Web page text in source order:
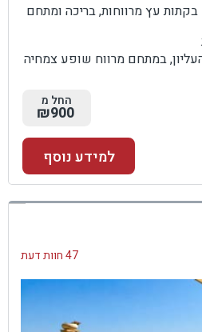
מתחם אירוח פרטי עם 7 בקתות עץ מרווחות, בריכה ומתחם
במתחם מרווח שופע צמחיה
החל מ
₪900
למידע נוסף
47 חוות דעת